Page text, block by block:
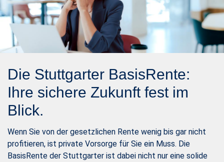
Die Stuttgarter BasisRente:
Ihre sichere Zukunft fest im
Blick.
Wenn Sie von der gesetzlichen Rente wenig bis gar nicht
profitieren, ist private Vorsorge für Sie ein Muss. Die
BasisRente der Stuttgarter ist dabei nicht nur eine solide